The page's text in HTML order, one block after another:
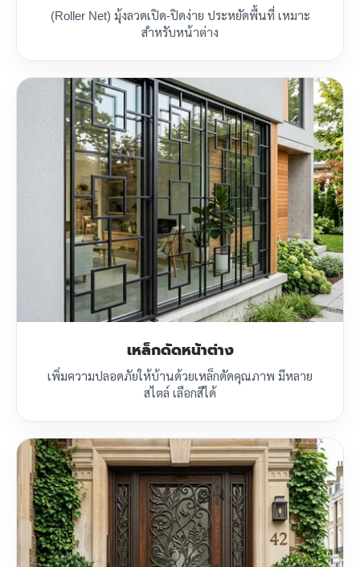
(Roller Net) มุ้งลวดเปิด-ปิดง่าย ประหยัดพื้นที่ เหมาะ
สำหรับหน้าต่าง
เหล็กดัดหน้าต่าง
เพิ่มความปลอดภัยให้บ้านด้วยเหล็กดัดคุณภาพ มีหลาย
สไตล์ เลือกสีได้